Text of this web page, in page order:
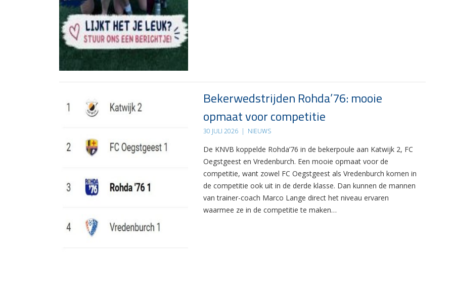
Bekerwedstrijden Rohda’76: mooie
opmaat voor competitie
30 JULI 2026 | NIEUWS
De KNVB koppelde Rohda’76 in de bekerpoule aan Katwijk 2, FC
Oegstgeest en Vredenburch. Een mooie opmaat voor de
competitie, want zowel FC Oegstgeest als Vredenburch komen in
de competitie ook uit in de derde klasse. Dan kunnen de mannen
van trainer-coach Marco Lange direct het niveau ervaren
waarmee ze in de competitie te maken…